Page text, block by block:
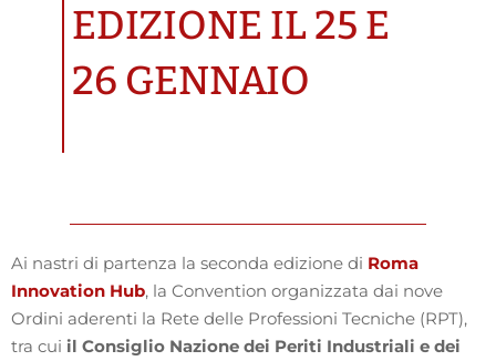
EDIZIONE IL 25 E
26 GENNAIO
Ai nastri di partenza la seconda edizione di Roma
Innovation Hub, la Convention organizzata dai nove
Ordini aderenti la Rete delle Professioni Tecniche (RPT),
tra cuiil Consiglio Nazione dei Periti Industriali e dei